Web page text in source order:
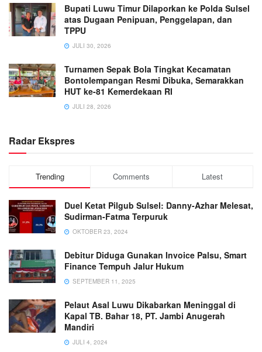
Bupati Luwu Timur Dilaporkan ke Polda Sulsel
atas Dugaan Penipuan, Penggelapan, dan
TPPU
JULI 30, 2026
Turnamen Sepak Bola Tingkat Kecamatan
Bontolempangan Resmi Dibuka, Semarakkan
HUT ke-81 Kemerdekaan RI
JULI 28, 2026
Radar Ekspres
Trending Comments Latest
Duel Ketat Pilgub Sulsel: Danny-Azhar Melesat,
Sudirman-Fatma Terpuruk
OKTOBER 23, 2024
Debitur Diduga Gunakan Invoice Palsu, Smart
Finance Tempuh Jalur Hukum
SEPTEMBER 11, 2025
Pelaut Asal Luwu Dikabarkan Meninggal di
Kapal TB. Bahar 18, PT. Jambi Anugerah
Mandiri
JULI 4, 2024